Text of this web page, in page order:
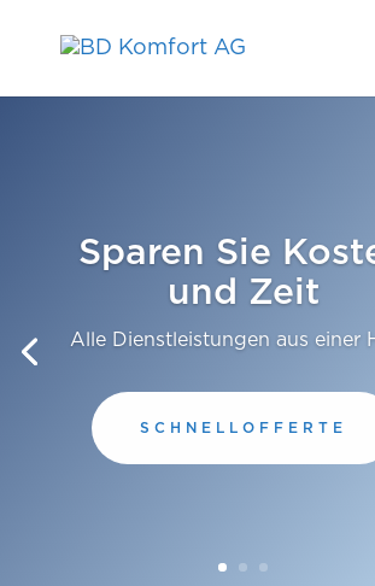
Sparen Sie
und Zeit
Alle Dienstleistungen aus einer
SCHNELLOFFERTE